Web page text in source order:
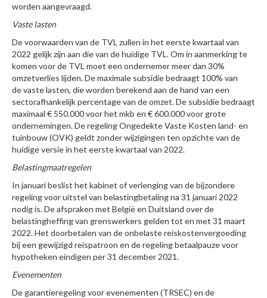
worden aangevraagd.
Vaste lasten
De voorwaarden van de TVL zullen in het eerste kwartaal van
2022 gelijk zijn aan die van de huidige TVL. Om in aanmerking te
komen voor de TVL moet een ondernemer meer dan 30%
omzetverlies lijden. De maximale subsidie bedraagt 100% van
de vaste lasten, die worden berekend aan de hand van een
sectorafhankelijk percentage van de omzet. De subsidie bedraagt
maximaal € 550.000 voor het mkb en € 600.000 voor grote
ondernemingen. De regeling Ongedekte Vaste Kosten land- en
tuinbouw (OVK) geldt zonder wijzigingen ten opzichte van de
huidige versie in het eerste kwartaal van 2022.
Belastingmaatregelen
In januari beslist het kabinet of verlenging van de bijzondere
regeling voor uitstel van belastingbetaling na 31 januari 2022
nodig is. De afspraken met België en Duitsland over de
belastingheffing van grenswerkers gelden tot en met 31 maart
2022. Het doorbetalen van de onbelaste reiskostenvergoeding
bij een gewijzigd reispatroon en de regeling betaalpauze voor
hypotheken eindigen per 31 december 2021.
Evenementen
De garantieregeling voor evenementen (TRSEC) en de